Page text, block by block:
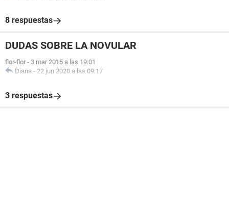
8 respuestas
DUDAS SOBRE LA NOVULAR
flor-flor - 3 mar 2015 a las 19:01
Diana - 22 jun 2020 a las 09:17
3 respuestas